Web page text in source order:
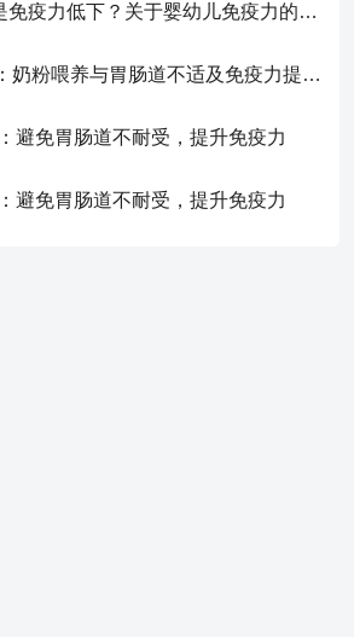
宝宝总生病就是免疫力低下？关于婴幼儿免疫力的真相，家长必须了解！
宝宝喂养难题：奶粉喂养与胃肠道不适及免疫力提升的奥秘
避免胃肠道不耐受，提升免疫力
避免胃肠道不耐受，提升免疫力